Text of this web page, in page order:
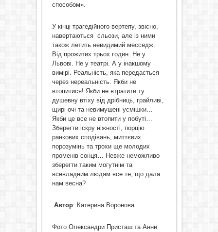
способом».
У кінці трагедійного вертепу, звісно,
навертаються сльози, але із ними
також летить невидимий месседж.
Від прожитих трьох годин. Не у
Львові. Не у театрі. А у інакшому
вимірі. Реальність, яка передається
через нереальність. Якби не
втопитися! Якби не втратити ту
душевну втіху від дрібниць, грайливі,
щирі очі та невимушені усмішки…
Якби це все не втопити у побуті…
Зберегти іскру ніжності, порцію
ранкових сподівань, миттєвих
порозумінь та трохи ще молодих
променів сонця… Невже неможливо
зберегти таким могутнім та
всевладним людям все те, що дала
нам весна?
Автор: Катерина Воронова
Фото Олександри Присташ та Анни